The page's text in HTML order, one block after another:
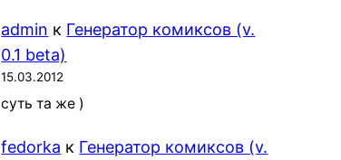
admin к Генератор комиксов (v.
0.1 beta)
15.03.2012
суть та же )
fedorka к Генератор комиксов (v.